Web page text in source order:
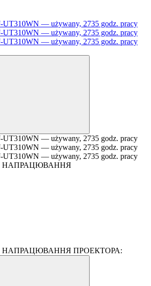
НАПРАЦЮВАННЯ
НАПРАЦЮВАННЯ ПРОЕКТОРА: